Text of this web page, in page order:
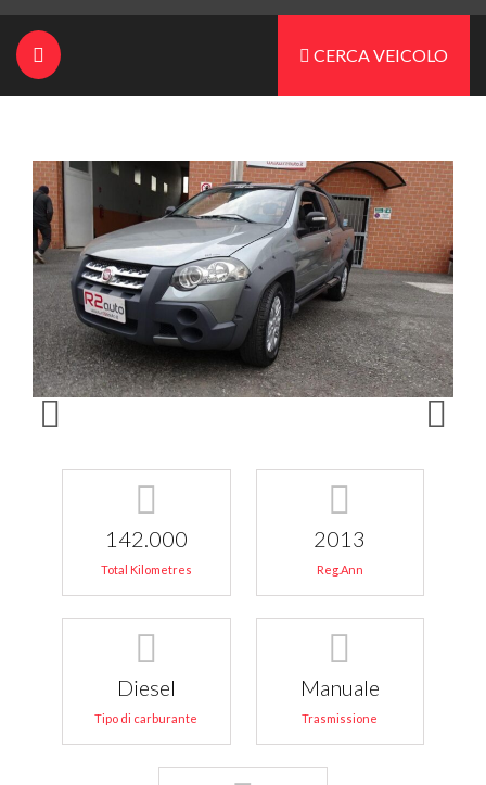
CERCA VEICOLO
142.000
Total Kilometres
2013
Reg.Ann
Diesel
Tipo di carburante
Manuale
Trasmissione